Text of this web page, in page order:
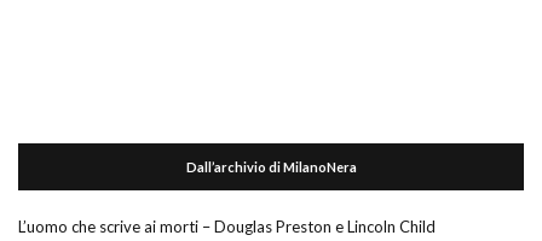
Dall’archivio di MilanoNera
L’uomo che scrive ai morti – Douglas Preston e Lincoln Child